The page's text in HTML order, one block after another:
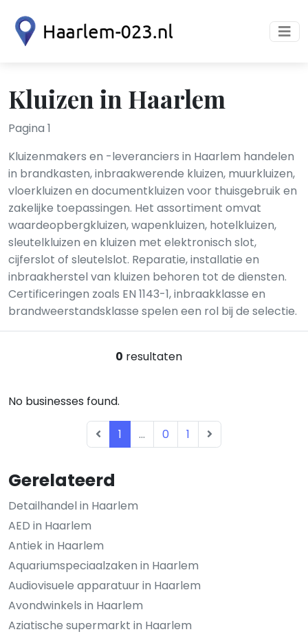
Kluizen in Haarlem
Pagina 1
Kluizenmakers en -leveranciers in Haarlem handelen
in brandkasten, inbraakwerende kluizen, muurkluizen,
vloerkluizen en documentkluizen voor thuisgebruik en
zakelijke toepassingen. Het assortiment omvat
waardeopbergkluizen, wapenkluizen, hotelkluizen,
sleutelkluizen en kluizen met elektronisch slot,
cijferslot of sleutelslot. Reparatie, installatie en
inbraakherstel van kluizen behoren tot de diensten.
Certificeringen zoals EN 1143-1, inbraakklasse en
brandweerstandsklasse spelen een rol bij de selectie.
Gerelateerd
Detailhandel in Haarlem
AED in Haarlem
Antiek in Haarlem
Aquariumspeciaalzaken in Haarlem
Audiovisuele apparatuur in Haarlem
Avondwinkels in Haarlem
Aziatische supermarkt in Haarlem
0 resultaten
No businesses found.
1 ... 0 1